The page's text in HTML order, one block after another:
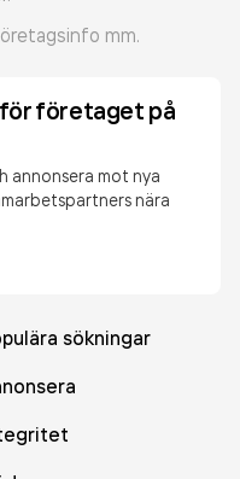
mm.
företaget på
annonsera mot nya
nära
sökningar